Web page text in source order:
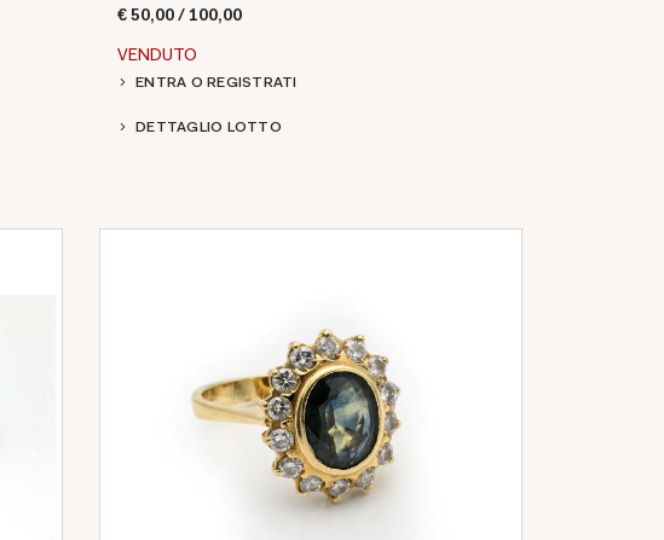
€ 50,00 / 100,00
VENDUTO
ENTRA O REGISTRATI
DETTAGLIO LOTTO